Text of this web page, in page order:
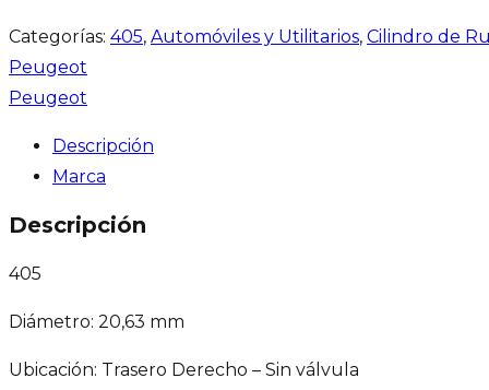
Categorías: 405, Automóviles y Utilitarios, Cilindro de
Peugeot
Peugeot
Descripción
Marca
Descripción
405
Diámetro: 20,63 mm
Ubicación: Trasero Derecho – Sin válvula